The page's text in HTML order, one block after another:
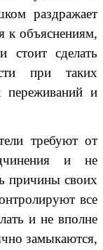
раздражает
к объяснениям,
стоит сделать
при таких
переживаний и
требуют от
и не
причины своих
все
и не вполне
замыкаются,